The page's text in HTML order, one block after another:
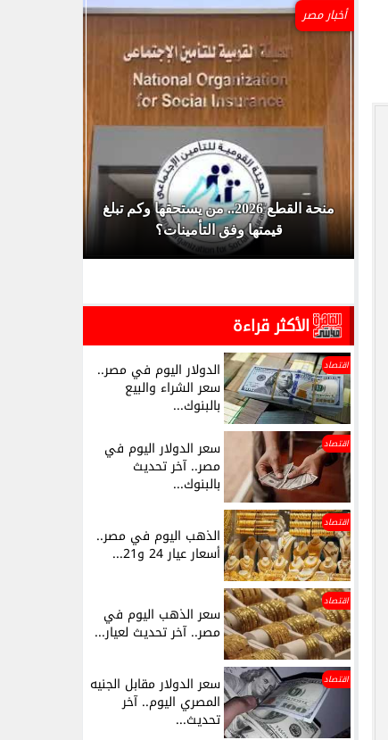
أخبار مصر
منحة القطع 2026.. من يستحقها وكم تبلغ
قيمتها وفق التأمينات؟
الأكثر قراءة
اقتصاد الدولار اليوم في مصر..
سعر الشراء والبيع
بالبنوك...
اقتصاد سعر الدولار اليوم في
مصر.. آخر تحديث
بالبنوك...
اقتصاد
الذهب اليوم في مصر..
أسعار عيار 24 و21...
اقتصاد
سعر الذهب اليوم في
مصر.. آخر تحديث لعيار...
اقتصاد سعر الدولار مقابل الجنيه
المصري اليوم.. آخر
تحديث...